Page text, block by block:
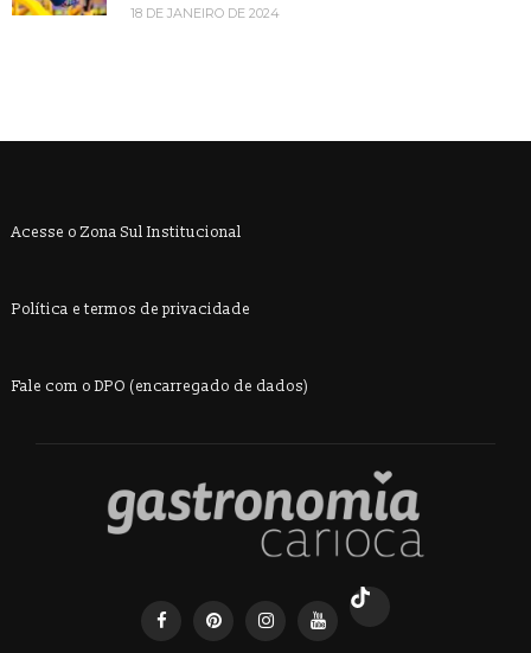
18 DE JANEIRO DE 2024
Acesse o Zona Sul Institucional
Política e termos de privacidade
Fale com o DPO (encarregado de dados)